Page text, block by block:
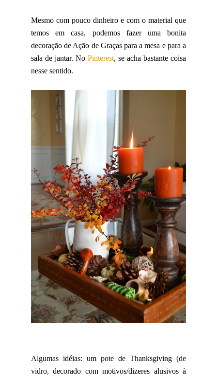
Mesmo com pouco dinheiro e com o material que
temos em casa, podemos fazer uma bonita
decoração de Ação de Graças para a mesa e para a
sala de jantar. No Pinterest, se acha bastante coisa
nesse sentido.
Algumas idéias: um pote de Thanksgiving (de
vidro, decorado com motivos/dizeres alusivos à